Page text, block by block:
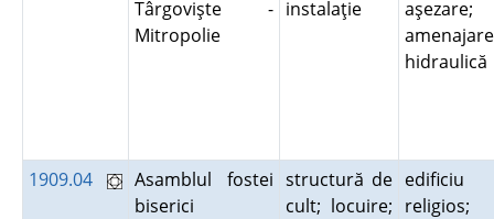
Târgovişte -
Mitropolie
instalaţie
aşezare;
amenajare
1909.04
Asamblul fostei
biserici
structură de
cult; locuire;
edificiu
religios;